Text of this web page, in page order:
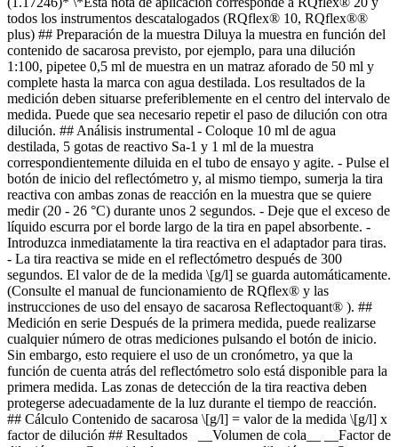
todos los instrumentos descatalogados (RQflex® 10, RQflex®®
plus) ## Preparación de la muestra Diluya la muestra en función del
contenido de sacarosa previsto, por ejemplo, para una dilución
1:100, pipetee 0,5 ml de muestra en un matraz aforado de 50 ml y
complete hasta la marca con agua destilada. Los resultados de la
medición deben situarse preferiblemente en el centro del intervalo de
medida. Puede que sea necesario repetir el paso de dilución con otra
dilución. ## Análisis instrumental - Coloque 10 ml de agua
destilada, 5 gotas de reactivo Sa-1 y 1 ml de la muestra
correspondientemente diluida en el tubo de ensayo y agite. - Pulse el
botón de inicio del reflectómetro y, al mismo tiempo, sumerja la tira
reactiva con ambas zonas de reacción en la muestra que se quiere
medir (20 - 26 °C) durante unos 2 segundos. - Deje que el exceso de
líquido escurra por el borde largo de la tira en papel absorbente. -
Introduzca inmediatamente la tira reactiva en el adaptador para tiras.
- La tira reactiva se mide en el reflectómetro después de 300
segundos. El valor de de la medida \[g/l] se guarda automáticamente.
(Consulte el manual de funcionamiento de RQflex® y las
instrucciones de uso del ensayo de sacarosa Reflectoquant® ). ##
Medición en serie Después de la primera medida, puede realizarse
cualquier número de otras mediciones pulsando el botón de inicio.
Sin embargo, esto requiere el uso de un cronómetro, ya que la
función de cuenta atrás del reflectómetro solo está disponible para la
primera medida. Las zonas de detección de la tira reactiva deben
protegerse adecuadamente de la luz durante el tiempo de reacción.
## Cálculo Contenido de sacarosa \[g/l] = valor de la medida \[g/l] x
factor de dilución ## Resultados __Volumen de cola__ __Factor de